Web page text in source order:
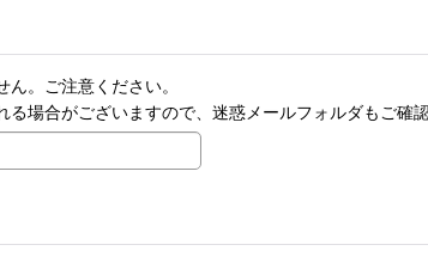
。ご注意ください。
場合がございますので、迷惑メールフォルダもご確認